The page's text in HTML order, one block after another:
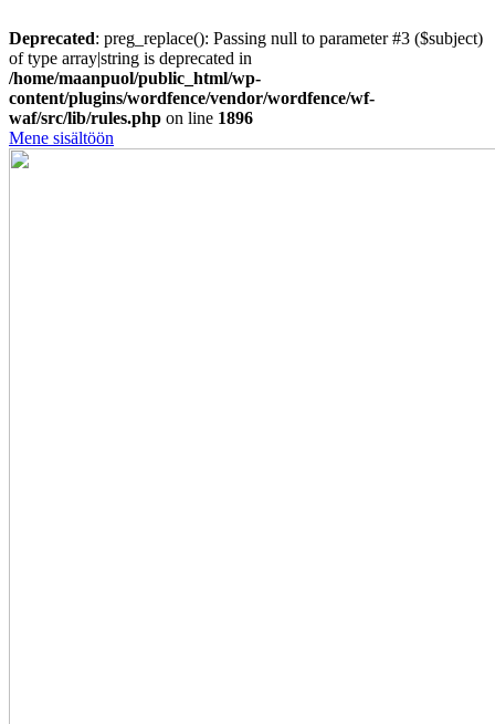
Deprecated: preg_replace(): Passing null to parameter #3 ($subject)
of type array|string is deprecated in
/home/maanpuol/public_html/wp-
content/plugins/wordfence/vendor/wordfence/wf-
waf/src/lib/rules.php on line 1896
Mene sisältöön